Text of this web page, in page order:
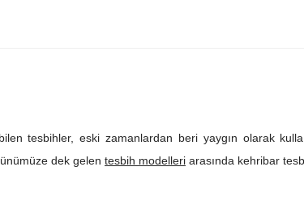
tesbihler, eski zamanlardan beri yaygın olarak
dek gelen tesbih modelleri arasında kehribar